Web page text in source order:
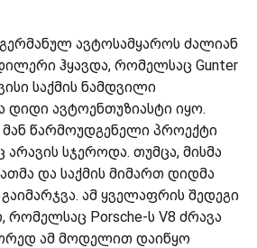
ავტოსამყაროს ძალიან
ჰყავდა, რომელსაც Gunter
საქმის ნამდვილი
ავტოენთუზიასტი იყო.
წარმოუდგენელი პროექტი
სჯეროდა. თუმცა, მისმა
და საქმის მიმართ დიდმა
ამ ყველაფრის შედეგი
რომელსაც Porsche-ს V8 ძრავა
ამ მოდელით დაიწყო